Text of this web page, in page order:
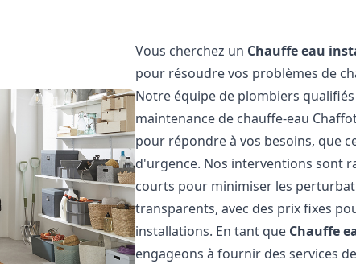
Vous cherchez un Chauffe eau
pour résoudre vos problèmes de
Notre équipe de plombiers
maintenance de chauffe-eau
pour répondre à vos besoins, que
d'urgence. Nos interventions sont
courts pour minimiser les
transparents, avec des prix fixes
installations. En tant que Chauffe
engageons à fournir des services